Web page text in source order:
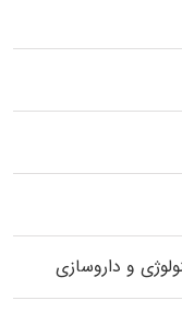
و داروسازی